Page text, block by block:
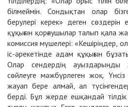
білмеймін. Сондықтан олар
берулері керек» деген сөздерін
құқығын қорғаушылар талып қала
комиссия мүшелері: «Кешіріңдер,
іс-әрекетінде адам құқығын
Олар сендердің ауыздарыңды
сөйлеуге мәжбүрлеген жоқ. Үнсіз
жауап бере алмай, ал
берді. Бұл жерде ешқандай